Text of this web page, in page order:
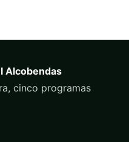
Alcobendas
cinco programas